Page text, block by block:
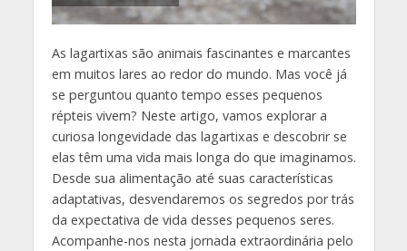
As lagartixas são animais fascinantes e marcantes
em muitos lares ao redor do mundo. Mas você já
se perguntou quanto tempo esses pequenos
répteis vivem? Neste artigo, vamos explorar a
curiosa longevidade das lagartixas e descobrir se
elas têm uma vida mais longa do que imaginamos.
Desde sua alimentação até suas características
adaptativas, desvendaremos os segredos por trás
da expectativa de vida desses pequenos seres.
Acompanhe-nos nesta jornada extraordinária pelo